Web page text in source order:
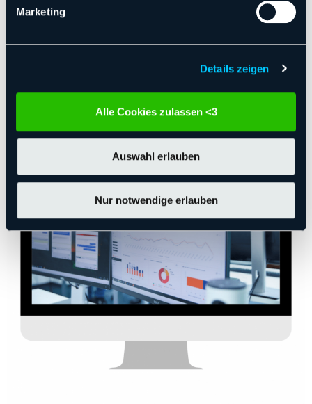
Marketing
Details zeigen
Alle Cookies zulassen <3
Auswahl erlauben
Nur notwendige erlauben
Powered by
Smart Features